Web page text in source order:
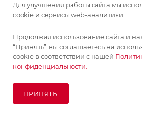
ИНФОРМАЦИЯ
ПОМОЩЬ
ПОДПИСАТЬСЯ НА РАССЫЛКУ
Для улучшения работы сайта мы
cookie и сервисы web-аналитики.
Продолжая использование сайта и
“Принять”, вы соглашаетесь на
cookie в соответствии с нашей
конфиденциальности.
ПРИНЯТЬ